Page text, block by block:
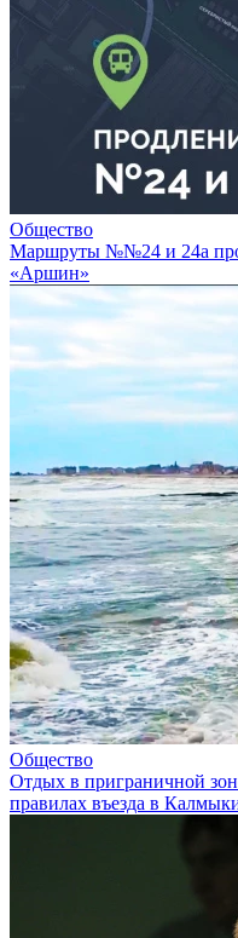
Общество
Маршруты №№24 и 24а
«Аршин»
Общество
Отдых в приграничной
правилах въезда в